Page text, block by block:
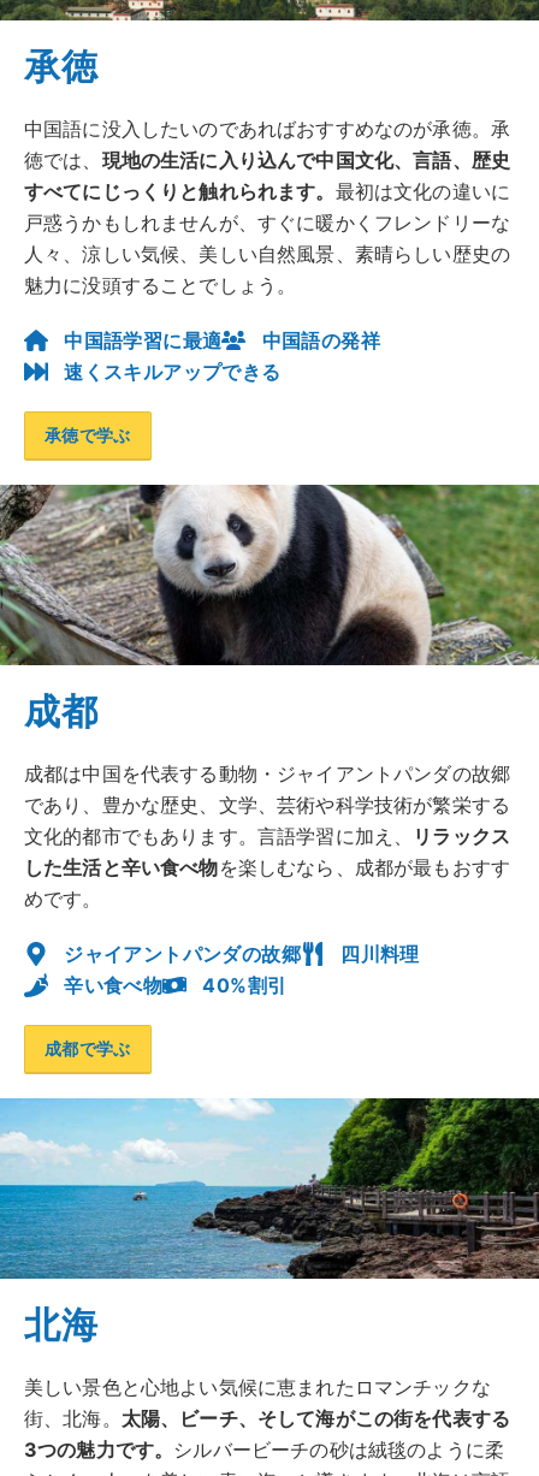
承徳
中国語に没入したいのであればおすすめなのが承徳。承
徳では、 現地の生活に入り込んで中国文化、言語、歴史
すべてにじっくりと触れられます。 最初は文化の違いに
戸惑うかもしれませんが、すぐに暖かくフレンドリーな
人々、涼しい気候、美しい自然風景、素晴らしい歴史の
魅力に没頭することでしょう。
中国語学習に最適
中国語の発祥
速くスキルアップできる
承徳で学ぶ
成都
成都は中国を代表する動物・ジャイアントパンダの故郷
であり、豊かな歴史、文学、芸術や科学技術が繁栄する
文化的都市でもあります。言語学習に加え、
リラックス
した生活と辛い食べ物を楽しむなら、成都が最もおすす
めです。
ジャイアントパンダの故郷
四川料理
辛い食べ物
40%割引
成都で学ぶ
北海
美しい景色と心地よい気候に恵まれたロマンチックな
街、北海。 太陽、ビーチ、そして海がこの街を代表する
3つの魅力です。 シルバービーチの砂は絨毯のように柔